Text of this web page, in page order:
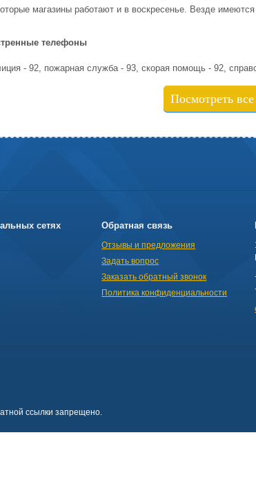
магазины работают и в воскресенье. Везде
телефоны
- 92, пожарная служба - 93, скорая помощь - 92,
Посмотреть
сетях Обратная связь
Отзывы и предложения
Задать вопрос
Заказать обратный звонок
Политика конфиденциальности
ссылки запрещено.